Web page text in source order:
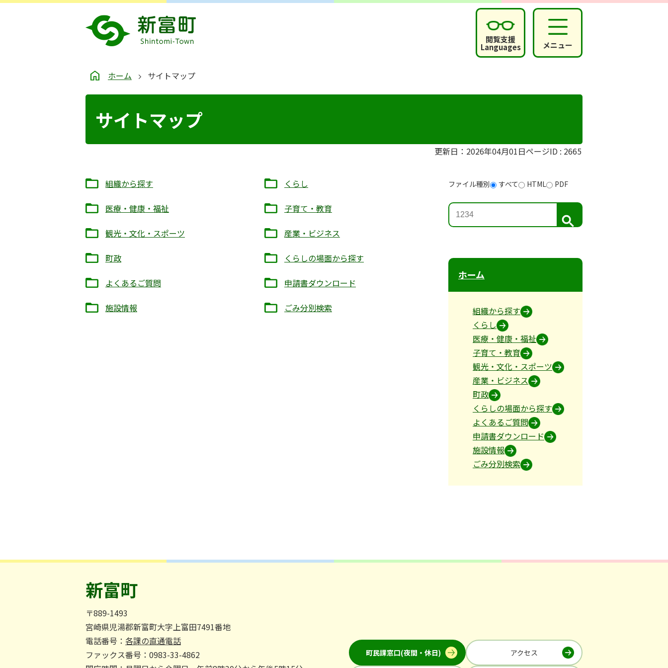
閲覧支援
Languages メニュー
ホーム サイトマップ
サイトマップ
更新日：2026年04月01日ページID : 2665
組織から探す くらし
医療・健康・福祉 子育て・教育
観光・文化・スポーツ 産業・ビジネス
町政 くらしの場面から探す
よくあるご質問 申請書ダウンロード
施設情報 ごみ分別検索
ファイル種別 すべて HTML PDF
検
索
ホーム
組織から探す
くらし
医療・健康・福祉
子育て・教育
観光・文化・スポーツ
産業・ビジネス
町政
くらしの場面から探す
よくあるご質問
申請書ダウンロード
施設情報
ごみ分別検索
新富町
〒889-1493
宮崎県児湯郡新富町大字上富田7491番地
電話番号： 各課の直通電話
ファックス番号：0983-33-4862
町民課窓口(夜間・休日) アクセス